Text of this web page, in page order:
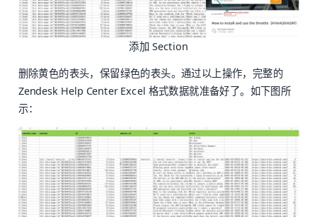
添加 Section
删除黄色的表头，保留绿色的表头。通过以上操作，完整的
Zendesk Help Center Excel 格式数据就准备好了。如下图所
示：